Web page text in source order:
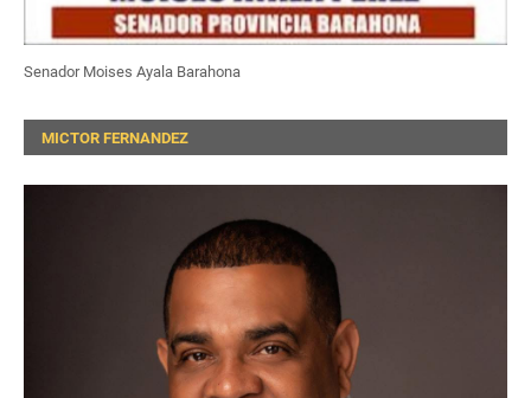
Senador Moises Ayala Barahona
MICTOR FERNANDEZ